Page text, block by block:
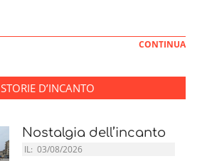
CONTINUA
STORIE D’INCANTO
Nostalgia dell’incanto
IL: 03/08/2026